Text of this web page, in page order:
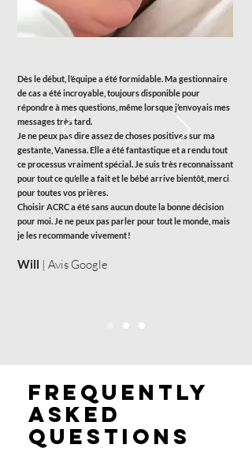
Dès le début, l’équipe a été formidable. Ma gestionnaire
de cas a été incroyable, toujours disponible pour
répondre à mes questions, même lorsque j’envoyais mes
messages très tard.
Je ne peux pas dire assez de choses positives sur ma
gestante, Vanessa. Elle a été fantastique et a rendu tout
ce processus vraiment spécial. Je suis très reconnaissant
pour tout ce qu’elle a fait et le bébé arrive bientôt, merci
pour toutes vos prières.
Choisir ACRC a été sans aucun doute la bonne décision
pour moi. Je ne peux pas parler pour tout le monde, mais
je les recommande vivement !
Will | Avis Google
Frequently
asked
questions